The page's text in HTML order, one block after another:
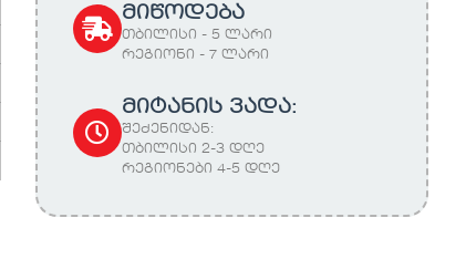
მიწოდება
თბილისი - 5 ლარი
რეგიონი - 7 ლარი
მიტანის ვადა:
შეძენიდან:
თბილისი 2-3 დღე
რეგიონები 4-5 დღე